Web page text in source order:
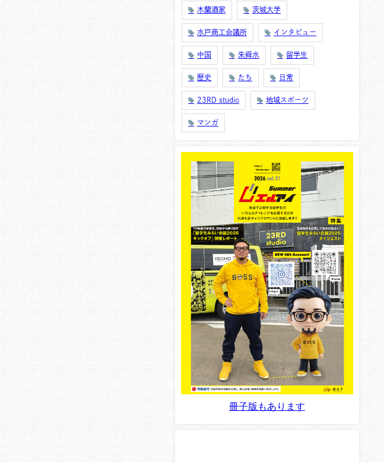
木蘭酒家 茨城大学
水戸商工会議所 インタビュー
中国 朱舜水 留学生
歴史 たち 日常
23RD studio 地域スポーツ
マンガ
冊子版もあります